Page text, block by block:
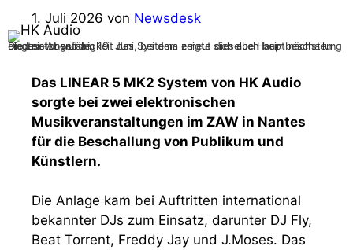
1. Juli 2026 von Newsdesk
Die Leistungsfähigkeit des Systems zeigte sich auch beim nächsten Electro-Abend am 19. Juni, bei dem erneut dieselbe Hauptbeschallung eingesetzt wurde.
Das LINEAR 5 MK2 System von HK Audio
sorgte bei zwei elektronischen
Musikveranstaltungen im ZAW in Nantes
für die Beschallung von Publikum und
Künstlern.
Die Anlage kam bei Auftritten international
bekannter DJs zum Einsatz, darunter DJ Fly,
Beat Torrent, Freddy Jay und J.Moses. Das